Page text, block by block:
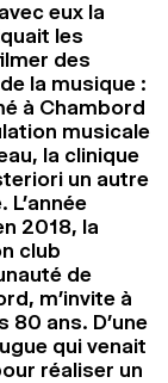
eux la
les
des
la musique :
à Chambord
musicale
la clinique
un autre
2018, la
club
de
m’invite à
80 ans. D’une
qui venait
réaliser un